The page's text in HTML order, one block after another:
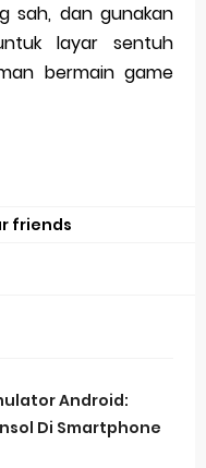
sah, dan gunakan
layar sentuh
bermain game
friends
Android:
Di Smartphone